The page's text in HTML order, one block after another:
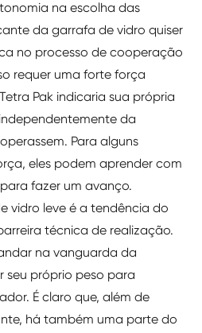
na escolha das
da garrafa de vidro quiser
no processo de cooperação
requer uma forte força
Pak indicaria sua própria
da
Para alguns
eles podem aprender com
fazer um avanço.
vidro leve é a tendência do
técnica de realização.
na vanguarda da
seu próprio peso para
É claro que, além de
há também uma parte do